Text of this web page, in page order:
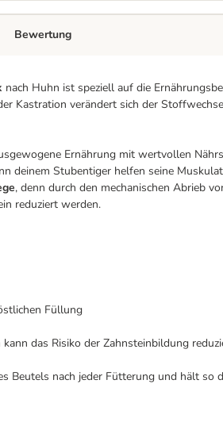
nach Huhn ist speziell auf die
Kastration verändert sich der
Ernährung mit wertvollen
deinem Stubentiger helfen seine
, denn durch den mechanischen Abrieb
reduziert werden.
Füllung
das Risiko der Zahnsteinbildung
Beutels nach jeder Fütterung und hält so
Bewertung